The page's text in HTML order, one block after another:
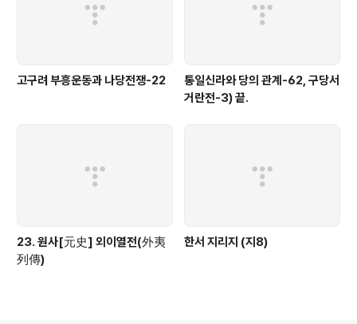
고구려 부흥운동과 나당전쟁-22
통일신라와 당의 관계-62, 구당서
거란전-3) 끝.
23. 원사[元史] 외이열전(外夷
列傳)
한서 지리지 (지8)